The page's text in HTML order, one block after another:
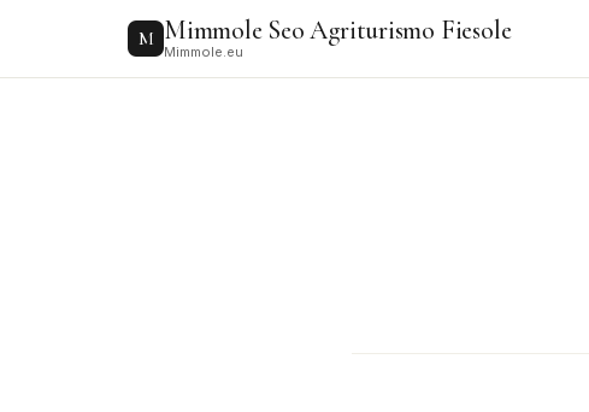
M Mimmole Seo Agriturismo Fiesole
Mimmole.eu